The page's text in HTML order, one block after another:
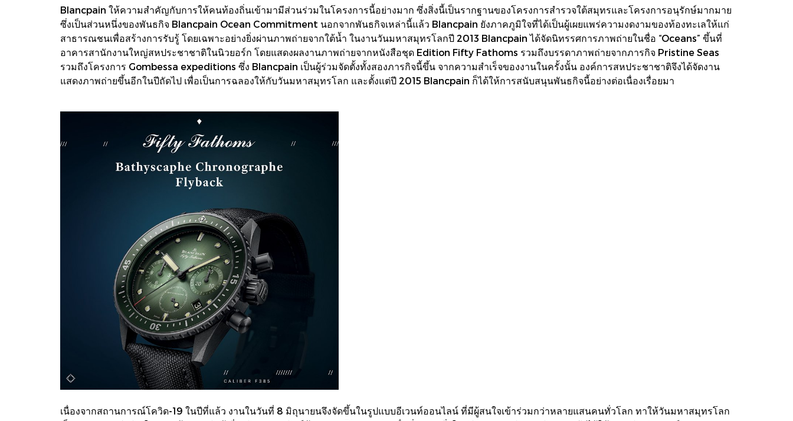
Blancpain ให้ความสำคัญกับการให้คนท้องถิ่นเข้ามามีส่วนร่วมในโครงการนี้อย่างมาก ซึ่งสิ่งนี้เป็นรากฐานของโครงการสำรวจใต้สมุทรและโครงการอนุรักษ์มากมาย
ซึ่งเป็นส่วนหนึ่งของพันธกิจ Blancpain Ocean Commitment นอกจากพันธกิจเหล่านี้แล้ว Blancpain ยังภาคภูมิใจที่ได้เป็นผู้เผยแพร่ความงดงามของท้องทะเลให้แก่
สาธารณชนเพื่อสร้างการรับรู้ โดยเฉพาะอย่างยิ่งผ่านภาพถ่ายจากใต้น้ำ ในงานวันมหาสมุทรโลกปี 2013 Blancpain ได้จัดนิทรรศการภาพถ่ายในชื่อ “Oceans” ขึ้นที่
อาคารสานักงานใหญ่สหประชาชาติในนิวยอร์ก โดยแสดงผลงานภาพถ่ายจากหนังสือชุด Edition Fifty Fathoms รวมถึงบรรดาภาพถ่ายจากภารกิจ Pristine Seas
รวมถึงโครงการ Gombessa expeditions ซึ่ง Blancpain เป็นผู้ร่วมจัดตั้งทั้งสองภารกิจนี้ขึ้น จากความสำเร็จของงานในครั้งนั้น องค์การสหประชาชาติจึงได้จัดงาน
แสดงภาพถ่ายขึ้นอีกในปีถัดไป เพื่อเป็นการฉลองให้กับวันมหาสมุทรโลก และตั้งแต่ปี 2015 Blancpain ก็ได้ให้การสนับสนุนพันธกิจนี้อย่างต่อเนื่องเรื่อยมา
เนื่องจากสถานการณ์โควิด-19 ในปีที่แล้ว งานในวันที่ 8 มิถุนายนจึงจัดขึ้นในรูปแบบอีเวนท์ออนไลน์ ที่มีผู้สนใจเข้าร่วมกว่าหลายแสนคนทั่วโลก ทาให้วันมหาสมุทรโลก